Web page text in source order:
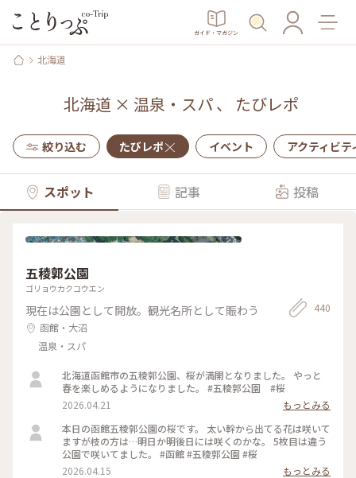
ガイド・マガジン
北海道
北海道 × 温泉・スパ、 たびレポ
絞り込む たびレポ イベント アクティビテ
スポット 記事 投稿
五稜郭公園
ゴリョウカクコウエン
現在は公園として開放。観光名所として賑わう
函館・大沼
温泉・スパ
440
北海道函館市の五稜郭公園、桜が満開となりました。 やっと
春を楽しめるようになりました。 #五稜郭公園 #桜
2026.04.21
もっとみる
本日の函館五稜郭公園の桜です。 太い幹から出てる花は咲いて
ますが枝の方は…明日か明後日には咲くのかな。 5枚目は違う
公園で咲いてました。 #函館 #五稜郭公園 #桜
2026.04.15
もっとみる